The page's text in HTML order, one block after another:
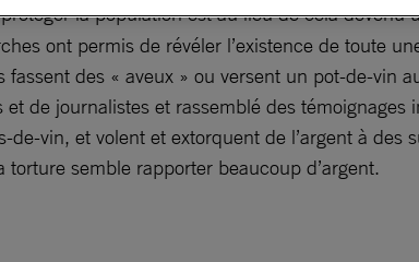
la population est au lieu de cela
ont permis de révéler l’existence de toute
fassent des « aveux » ou versent un pot-de-
de journalistes et rassemblé des
vin, et volent et extorquent de l’argent à
torture semble rapporter beaucoup d’argent.